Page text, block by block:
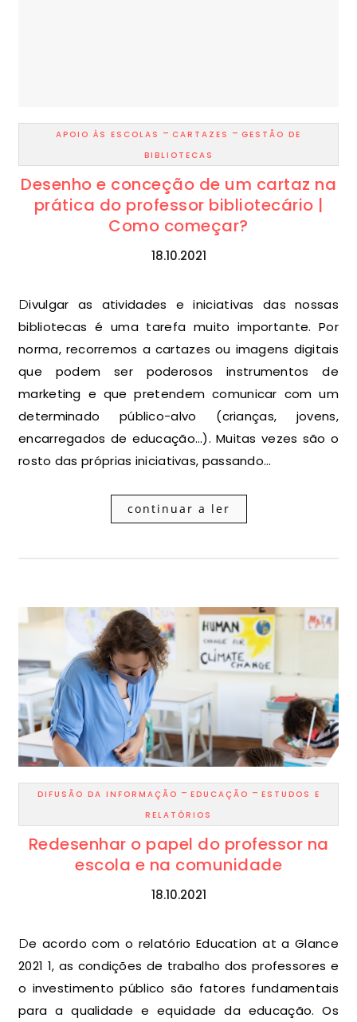
APOIO ÀS ESCOLAS - CARTAZES - GESTÃO DE
BIBLIOTECAS
Desenho e conceção de um cartaz na
prática do professor bibliotecário |
Como começar?
18.10.2021
Divulgar as atividades e iniciativas das nossas
bibliotecas é uma tarefa muito importante. Por
norma, recorremos a cartazes ou imagens digitais
que podem ser poderosos instrumentos de
marketing e que pretendem comunicar com um
determinado público-alvo (crianças, jovens,
encarregados de educação…). Muitas vezes são o
rosto das próprias iniciativas, passando…
continuar a ler
DIFUSÃO DA INFORMAÇÃO - EDUCAÇÃO - ESTUDOS E
RELATÓRIOS
Redesenhar o papel do professor na
escola e na comunidade
18.10.2021
De acordo com o relatório Education at a Glance
2021 1, as condições de trabalho dos professores e
o investimento público são fatores fundamentais
para a qualidade e equidade da educação. Os